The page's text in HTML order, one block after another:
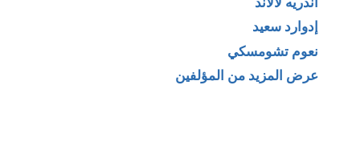
إدوارد سعيد
نعوم تشومسكي
عرض المزيد من المؤلفين